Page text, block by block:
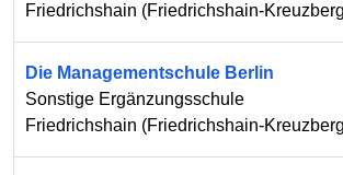
Friedrichshain (Friedrichshain-
Die Managementschule Berlin
Sonstige Ergänzungsschule
Friedrichshain (Friedrichshain-